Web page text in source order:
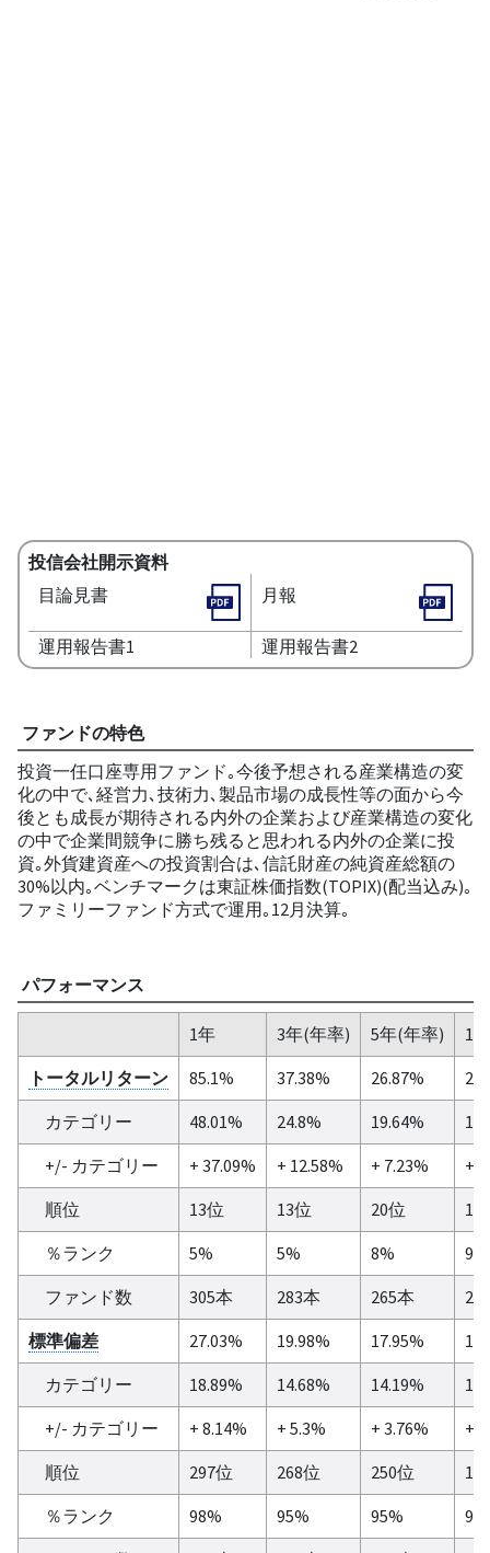
投信会社開示資料
目論見書
月報
運用報告書1 運用報告書2
ファンドの特色
投資一任口座専用ファンド｡今後予想される産業構造の変
化の中で､経営力､技術力､製品市場の成長性等の面から今
後とも成長が期待される内外の企業および産業構造の変化
の中で企業間競争に勝ち残ると思われる内外の企業に投
資｡外貨建資産への投資割合は､信託財産の純資産総額の
30%以内｡ベンチマークは東証株価指数(TOPIX)(配当込み)｡
ファミリーファンド方式で運用｡12月決算｡
パフォーマンス
1年 3年(年率) 5年(年率)
10
トータルリターン
85.1% 37.38% 26.87%
カテゴリー
48.01% 24.8% 19.64%
+/- カテゴリー
+ 37.09% + 12.58% + 7.23%
+
順位
13位 13位 20位
17
％ランク
5% 5% 8%
9%
ファンド数
305本 283本 265本
標準偏差
27.03% 19.98% 17.95%
カテゴリー
18.89% 14.68% 14.19%
+/- カテゴリー
+ 8.14% + 5.3% + 3.76%
+
順位
297位 268位 250位
％ランク
98% 95% 95%